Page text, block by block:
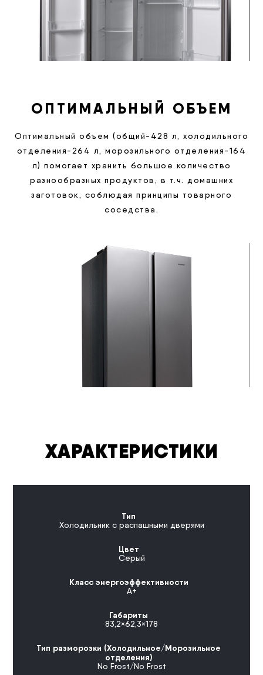
ОПТИМАЛЬНЫЙ ОБЪЕМ
Оптимальный объем (общий-428 л, холодильного
отделения-264 л, морозильного отделения-164
л) помогает хранить большое количество
разнообразных продуктов, в т.ч. домашних
заготовок, соблюдая принципы товарного
соседства.
ХАРАКТЕРИСТИКИ
Тип
Холодильник с распашными дверями
Цвет
Серый
Класс энергоэффективности
А+
Габариты
83,2×62,3×178
Тип разморозки (Холодильное/Морозильное
отделения)
No Frost/No Frost